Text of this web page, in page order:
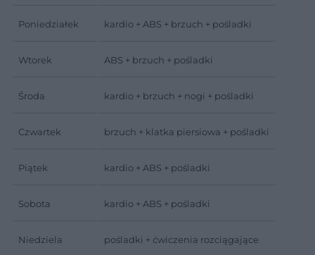
Poniedziałek kardio + ABS + brzuch + pośladki
Wtorek ABS + brzuch + pośladki
Środa kardio + brzuch + nogi + pośladki
Czwartek brzuch + klatka piersiowa + pośladki
Piątek kardio + ABS + pośladki
Sobota kardio + ABS + pośladki
Niedziela pośladki + ćwiczenia rozciągające